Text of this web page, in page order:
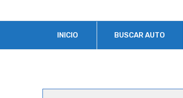
INICIO BUSCAR AUTO